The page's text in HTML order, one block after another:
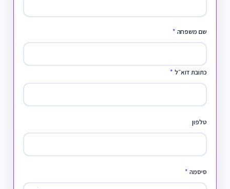
שם משפחה *
כתובת דוא״ל *
טלפון
סיסמה *